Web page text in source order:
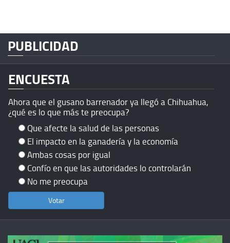
PUBLICIDAD
ENCUESTA
Ahora que el gusano barrenador ya llegó a Chihuahua,
¿qué es lo que más te preocupa?
Que afecte la salud de las personas
El impacto en la ganadería y la economía
Ambas cosas por igual
Confío en que las autoridades lo controlarán
No me preocupa